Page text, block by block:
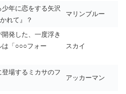
年に恋をする矢沢
れて』？
マリンブルー
発した、一度浮き
は「○○○フォー
スカイ
場するミカサのフ
アッカーマン